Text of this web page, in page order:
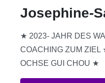
Josephine-
★ 2023- JAHR DES
COACHING ZUM
OCHSE GUI CHOU ★